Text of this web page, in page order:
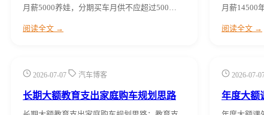
月薪5000养娃，分期买车月供不应超过500…
阅读全文 →
月薪14500
阅读全文 →
2026-07-07 汽车博客
长期大额教育支出家庭购车规划思路
2026-07-
年度大额